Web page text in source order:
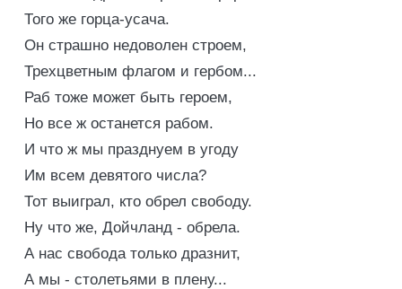
Того же горца-усача.
Он страшно недоволен строем,
Трехцветным флагом и гербом...
Раб тоже может быть героем,
Но все ж останется рабом.
И что ж мы празднуем в угоду
Им всем девятого числа?
Тот выиграл, кто обрел свободу.
Ну что же, Дойчланд - обрела.
А нас свобода только дразнит,
А мы - столетьями в плену...